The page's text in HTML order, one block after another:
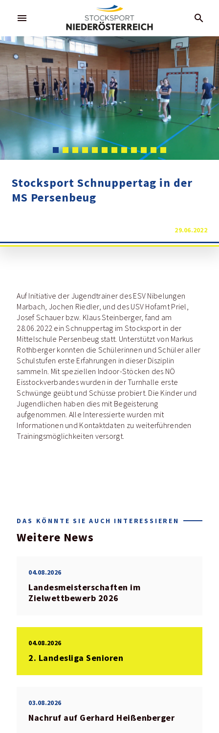
menu search
Stocksport Schnuppertag in der
MS Persenbeug
29.06.2022
Auf Initiative der Jugendtrainer des ESV Nibelungen
Marbach, Jochen Riedler, und des USV Hofamt Priel,
Josef Schauer bzw. Klaus Steinberger, fand am
28.06.2022 ein Schnuppertag im Stocksport in der
Mittelschule Persenbeug statt. Unterstützt von Markus
Rothberger konnten die Schülerinnen und Schüler aller
Schulstufen erste Erfahrungen in dieser Disziplin
sammeln. Mit speziellen Indoor-Stöcken des NÖ
Eisstockverbandes wurden in der Turnhalle erste
Schwünge geübt und Schüsse probiert. Die Kinder und
Jugendlichen haben dies mit Begeisterung
aufgenommen. Alle Interessierte wurden mit
Informationen und Kontaktdaten zu weiterführenden
Trainingsmöglichkeiten versorgt.
DAS KÖNNTE SIE AUCH INTERESSIEREN
Weitere News
04.08.2026
Landesmeisterschaften im
Zielwettbewerb 2026
04.08.2026
2. Landesliga Senioren
03.08.2026
Nachruf auf Gerhard Heißenberger